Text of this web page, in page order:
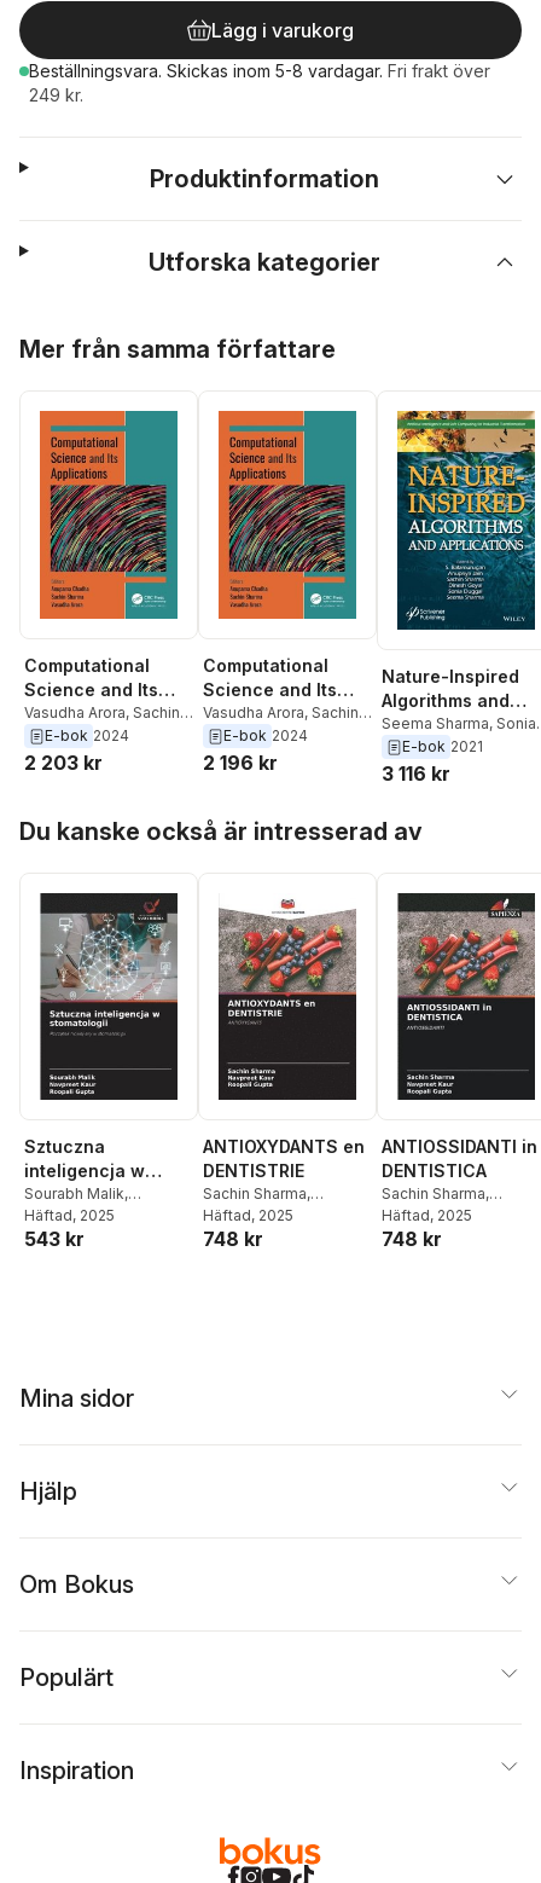
Lägg i varukorg
Beställningsvara. Skickas inom 5-8 vardagar. Fri frakt över
249 kr.
Produktinformation
Utforska kategorier
Mer från samma författare
Computational
Science and Its
Applications
Vasudha Arora, Sachin
Sharma,Anupama
Chadha
E-bok 2024
2 203 kr
Computational
Science and Its
Applications
Vasudha Arora, Sachin
Sharma,Anupama
Chadha
E-bok 2024
2 196 kr
Nature-Inspired
Algorithms and
Applications
Seema Sharma, Sonia
Duggal,Dinesh Goyal
Sachin Sharma
E-bok 2021
3 116 kr
Du kanske också är intresserad av
Sztuczna
inteligencja w
stomatologii
Sourabh Malik,
Navpreet Kaur
Gupta
Häftad, 2025
543 kr
ANTIOXYDANTS en
DENTISTRIE
Sachin Sharma,
Navpreet Kaur
Gupta
Häftad, 2025
748 kr
ANTIOSSIDANTI in
DENTISTICA
Sachin Sharma,
Navpreet Kaur
Gupta
Häftad, 2025
748 kr
Mina sidor
Hjälp
Om Bokus
Populärt
Inspiration